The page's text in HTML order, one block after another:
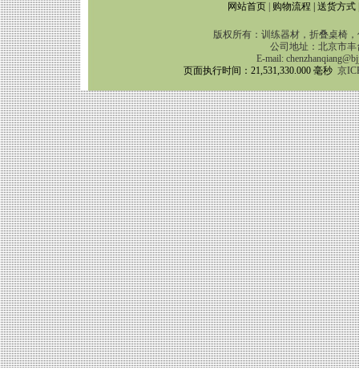
网站首页| 购物流程 送货方式
版权所有：训练器材，折叠桌椅
公司地址：北京市丰
E-mail:
页面执行时间：21,531,330.000 毫秒 京